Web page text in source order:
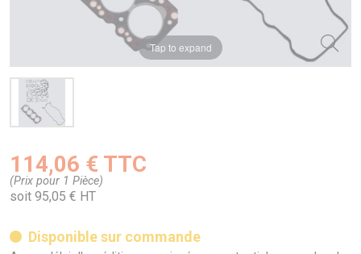
Tap to expand
114,06 € TTC
(Prix pour 1 Pièce)
soit 95,05 € HT
Disponible sur commande